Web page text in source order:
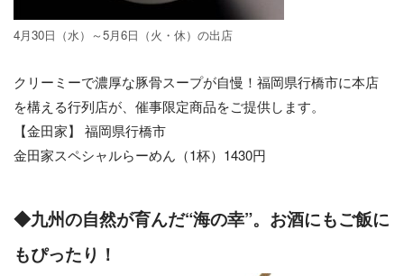
4月30日（水）～5月6日（火・休）の出店
クリーミーで濃厚な豚骨スープが自慢！福岡県行橋市に本店
を構える行列店が、催事限定商品をご提供します。
【金田家】 福岡県行橋市
金田家スペシャルらーめん（1杯）1430円
◆九州の自然が育んだ“海の幸”。お酒にもご飯に
もぴったり！